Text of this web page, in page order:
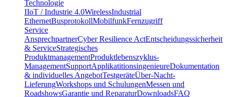
Technologie
IIoT / Industrie 4.0WirelessIndustrial
EthernetBusprotokollMobilfunkFernzugriff
Service
AnsprechpartnerCyber Resilience ActEntscheidungssicherheit
& ServiceStrategisches
ProduktmanagementProduktlebenszyklus-
ManagementSupportApplikatitionsingenieureDokumentation
& individuelles AngebotTestgeräteÜber-Nacht-
LieferungWorkshops und SchulungenMessen und
RoadshowsGarantie und ReparaturDownloadsFAQ